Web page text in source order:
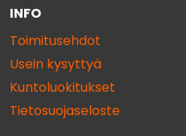
INFO
Toimitusehdot
Usein kysyttyä
Kuntoluokitukset
Tietosuojaseloste